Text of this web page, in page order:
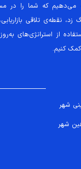
می‌دهیم که شما را در
زد، نقطه‌ی تلاقی
از استراتژی‌های
کنیم.
شهر
شهر